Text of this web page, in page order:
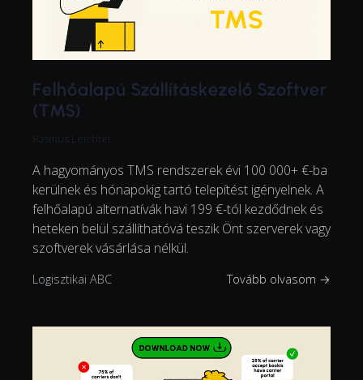
Felhőalapú Szállításkezelő Szoftver
(TMS)
Rasmus Leichter
A hagyományos TMS rendszerek évi 100 000+ €-ba
kerülnek és hónapokig tartó telepítést igényelnek. A
felhőalapú alternatívák havi 199 €-tól kezdődnek és
heteken belül szállíthatóvá teszik Önt szerverek vagy
szoftverek vásárlása nélkül.
Logisztikai ABC Tovább olvasom →